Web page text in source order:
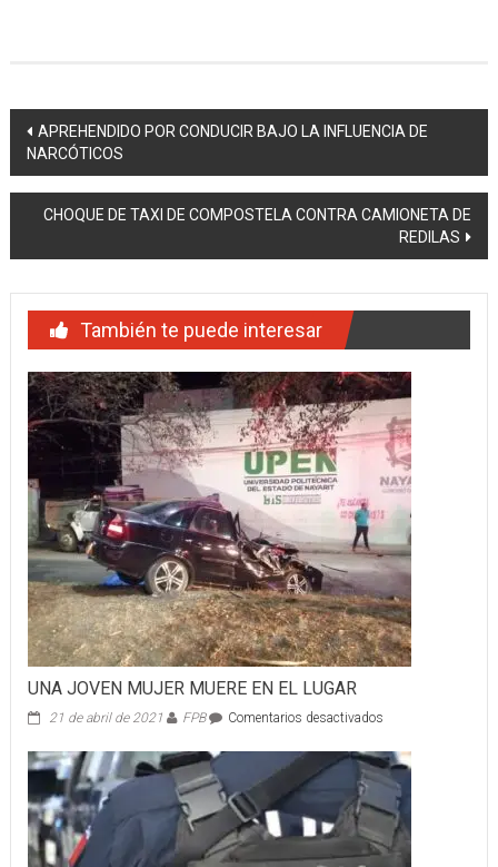
Navegación
de
entradas
APREHENDIDO POR CONDUCIR BAJO LA INFLUENCIA DE
NARCÓTICOS
CHOQUE DE TAXI DE COMPOSTELA CONTRA CAMIONETA DE
REDILAS
También te puede interesar
UNA JOVEN MUJER MUERE EN EL LUGAR
21 de abril de 2021 FPB Comentarios desactivadosen
JOVEN
MUJER
MUERE
EN
EL
LUGAR